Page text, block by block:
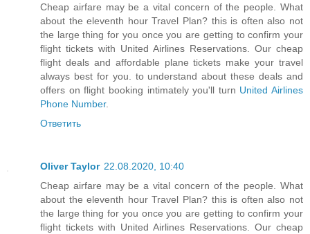
Cheap airfare may be a vital concern of the people. What
about the eleventh hour Travel Plan? this is often also not
the large thing for you once you are getting to confirm your
flight tickets with United Airlines Reservations. Our cheap
flight deals and affordable plane tickets make your travel
always best for you. to understand about these deals and
offers on flight booking intimately you'll turn United Airlines
Phone Number.
Ответить
Oliver Taylor 22.08.2020, 10:40
Cheap airfare may be a vital concern of the people. What
about the eleventh hour Travel Plan? this is often also not
the large thing for you once you are getting to confirm your
flight tickets with United Airlines Reservations. Our cheap